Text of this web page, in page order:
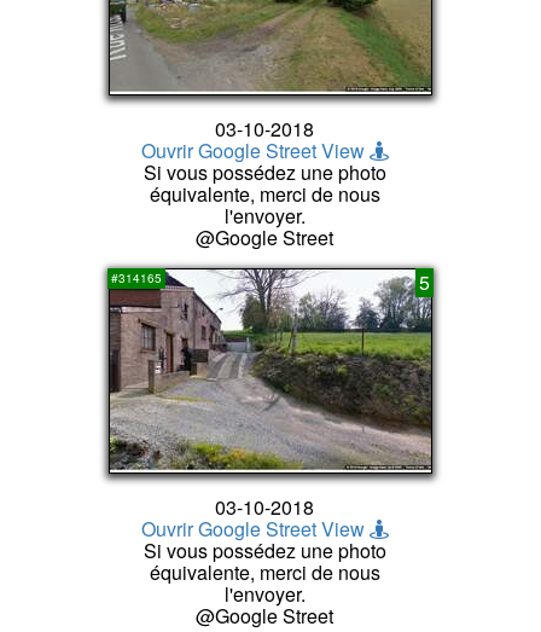
03-10-2018
Ouvrir Google Street View
Si vous possédez une photo
équivalente, merci de nous
l'envoyer.
@Google Street
#314165
03-10-2018
Ouvrir Google Street View
Si vous possédez une photo
équivalente, merci de nous
l'envoyer.
@Google Street
5